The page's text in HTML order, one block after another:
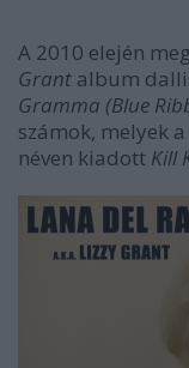
A 2010 elején
Grant album
Gramma (Blue
számok, melyek
néven kiadott Kill